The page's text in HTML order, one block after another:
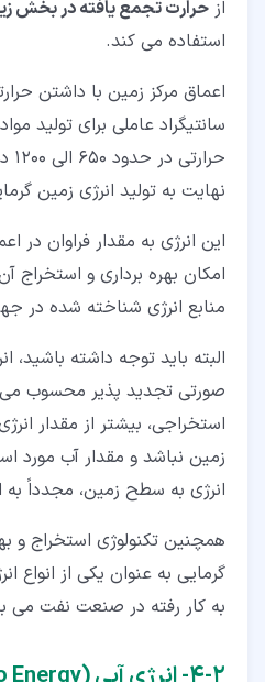
از حرارت تجمع یافته در بخش
استفاده می کند.
سانتیگراد عاملی برای تولید
نهایت به تولید انرژی زمین
این انرژی به مقدار فراوان در
امکان بهره برداری و استخراج
منابع انرژی شناخته شده در
البته باید توجه داشته باشید،
صورتی تجدید پذیر محسوب می
استخراجی، بیشتر از مقدار
زمین نباشد و مقدار آب مورد
انرژی به سطح زمین، مجدداً به
همچنین تکنولوژی استخراج و
گرمایی به عنوان یکی از انواع
به کار رفته در صنعت نفت می